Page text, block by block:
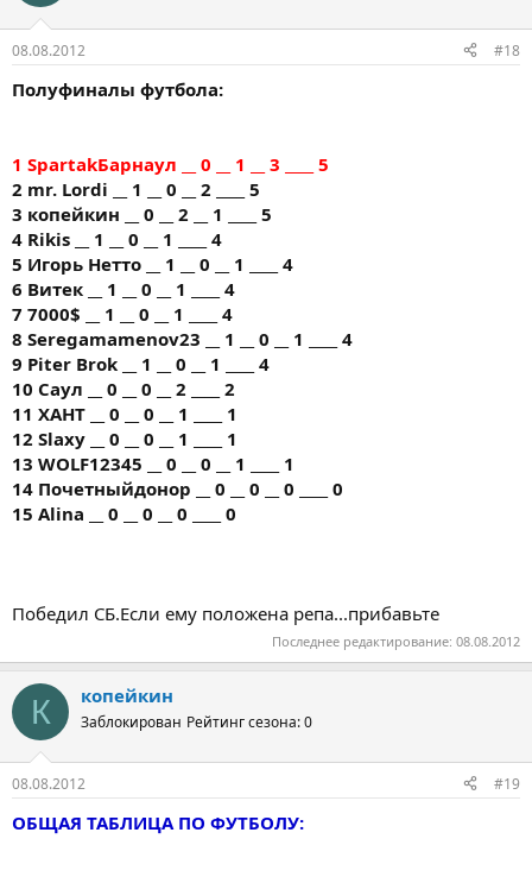
08.08.2012 #18
Полуфиналы футбола:
1 SpartakБарнаул __ 0 __ 1 __ 3 ____ 5
2 mr. Lordi __ 1 __ 0 __ 2 ____ 5
3 копейкин __ 0 __ 2 __ 1 ____ 5
4 Rikis __ 1 __ 0 __ 1 ____ 4
5 Игорь Нетто __ 1 __ 0 __ 1 ____ 4
6 Витек __ 1 __ 0 __ 1 ____ 4
7 7000$ __ 1 __ 0 __ 1 ____ 4
8 Seregamamenov23 __ 1 __ 0 __ 1 ____ 4
9 Piter Brok __ 1 __ 0 __ 1 ____ 4
10 Саул __ 0 __ 0 __ 2 ____ 2
11 ХАНТ __ 0 __ 0 __ 1 ____ 1
12 Slaxy __ 0 __ 0 __ 1 ____ 1
13 WOLF12345 __ 0 __ 0 __ 1 ____ 1
14 Почетныйдонор __ 0 __ 0 __ 0 ____ 0
15 Alina __ 0 __ 0 __ 0 ____ 0
Победил СБ.Если ему положена репа...прибавьте
Последнее редактирование: 08.08.2012
К копейкин
Заблокирован Рейтинг сезона: 0
08.08.2012 #19
ОБЩАЯ ТАБЛИЦА ПО ФУТБОЛУ: